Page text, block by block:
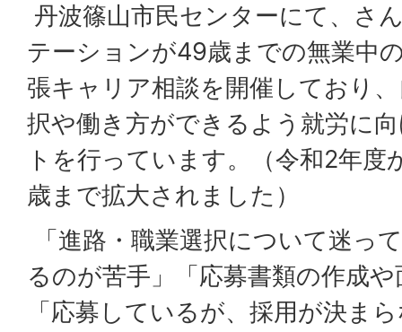
丹波篠山市民センターにて、さ
テーションが49歳までの無業中
張キャリア相談を開催しており
択や働き方ができるよう就労に
トを行っています。（令和2年
歳まで拡大されました）
「進路・職業選択について迷っ
るのが苦手」「応募書類の作成
「応募しているが、採用が決ま